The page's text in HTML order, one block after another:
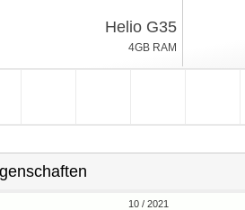
Helio G35
4GB RAM
10 / 2021